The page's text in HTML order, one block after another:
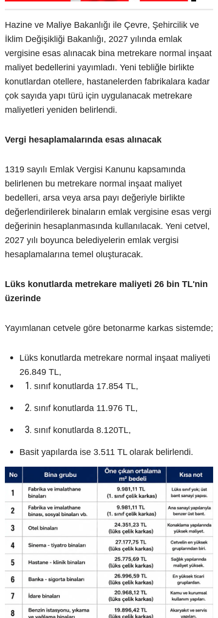
Hazine ve Maliye Bakanlığı ile Çevre, Şehircilik ve
İklim Değişikliği Bakanlığı, 2027 yılında emlak
vergisine esas alınacak bina metrekare normal inşaat
maliyet bedellerini yayımladı. Yeni tebliğle birlikte
konutlardan otellere, hastanelerden fabrikalara kadar
çok sayıda yapı türü için uygulanacak metrekare
maliyetleri yeniden belirlendi.
Vergi hesaplamalarında esas alınacak
1319 sayılı Emlak Vergisi Kanunu kapsamında
belirlenen bu metrekare normal inşaat maliyet
bedelleri, arsa veya arsa payı değeriyle birlikte
değerlendirilerek binaların emlak vergisine esas vergi
değerinin hesaplanmasında kullanılacak. Yeni cetvel,
2027 yılı boyunca belediyelerin emlak vergisi
hesaplamalarına temel oluşturacak.
Lüks konutlarda metrekare maliyeti 26 bin TL'nin
üzerinde
Yayımlanan cetvele göre betonarme karkas sistemde;
Lüks konutlarda metrekare normal inşaat maliyeti
26.849 TL,
sınıf konutlarda 17.854 TL,
sınıf konutlarda 11.976 TL,
sınıf konutlarda 8.120TL,
Basit yapılarda ise 3.511 TL olarak belirlendi.